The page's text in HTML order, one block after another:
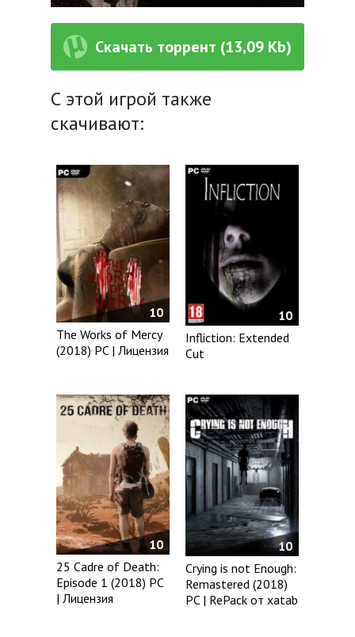
Скачать торрент (13,09 Kb)
С этой игрой также
скачивают:
10
The Works of Mercy
(2018) PC | Лицензия
10
Infliction: Extended
Cut
10
25 Cadre of Death:
Episode 1 (2018) PC
| Лицензия
10
Crying is not Enough:
Remastered (2018)
PC | RePack от xatab